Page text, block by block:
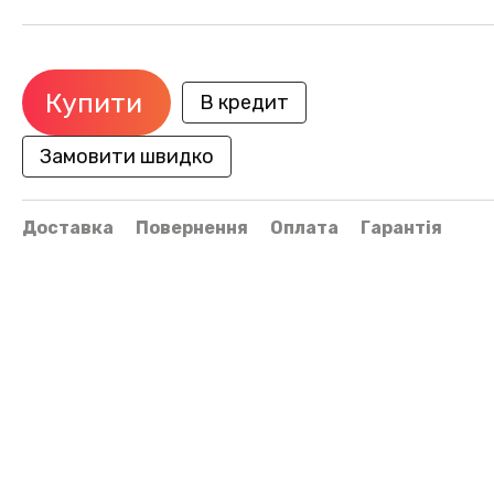
Купити В кредит
Замовити швидко
Доставка Повернення Оплата Гарантія